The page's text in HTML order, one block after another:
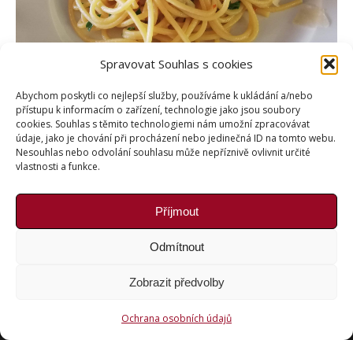
Spravovat Souhlas s cookies
Abychom poskytli co nejlepší služby, používáme k ukládání a/nebo
přístupu k informacím o zařízení, technologie jako jsou soubory
cookies. Souhlas s těmito technologiemi nám umožní zpracovávat
údaje, jako je chování při procházení nebo jedinečná ID na tomto webu.
Nesouhlas nebo odvolání souhlasu může nepříznivě ovlivnit určité
vlastnosti a funkce.
Příjmout
Odmítnout
Zobrazit předvolby
Ochrana osobních údajů
Copyright © Weiron Dynamics, s.r.o. |
stránekaSEO